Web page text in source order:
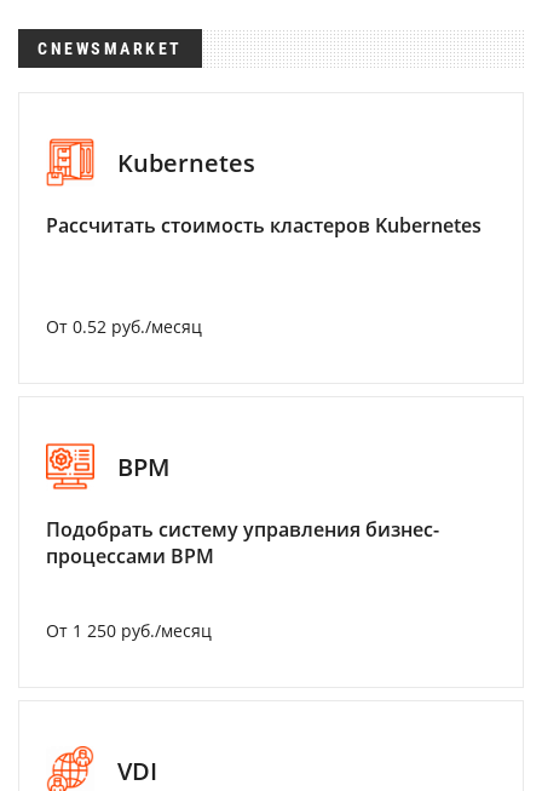
CNEWSMARKET
Kubernetes
Рассчитать стоимость кластеров Kubernetes
От 0.52 руб./месяц
BPM
Подобрать систему управления бизнес-
процессами BPM
От 1 250 руб./месяц
VDI